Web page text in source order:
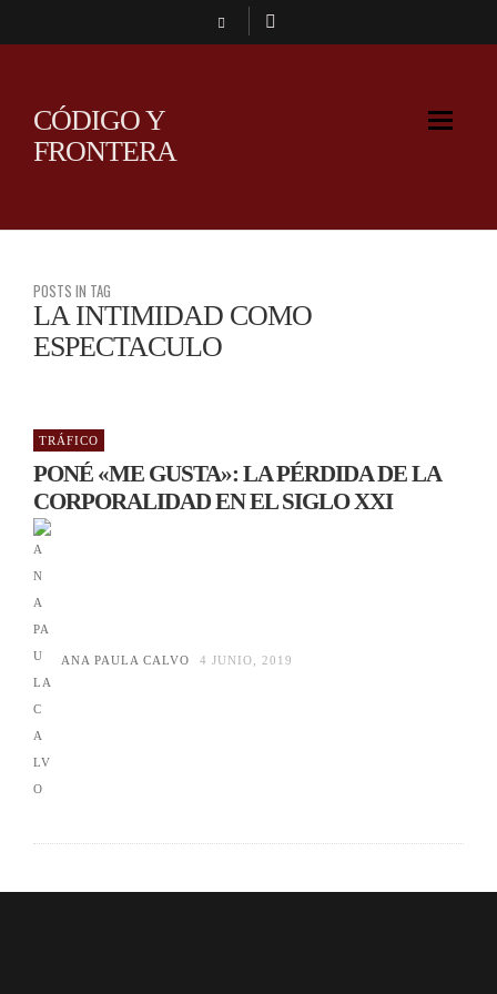
CÓDIGO Y
FRONTERA
POSTS IN TAG
LA INTIMIDAD COMO
ESPECTACULO
TRÁFICO
PONÉ «ME GUSTA»: LA PÉRDIDA DE LA
CORPORALIDAD EN EL SIGLO XXI
ANA PAULA CALVO 4 JUNIO, 2019